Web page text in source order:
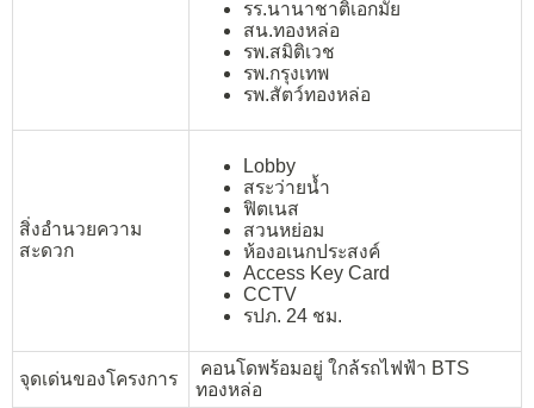
รร.นานาชาติเอกมัย
สน.ทองหล่อ
รพ.สมิติเวช
รพ.กรุงเทพ
รพ.สัตว์ทองหล่อ
สิ่งอำนวยความ
สะดวก
Lobby
สระว่ายน้ำ
ฟิตเนส
สวนหย่อม
ห้องอเนกประสงค์
Access Key Card
CCTV
รปภ. 24 ชม.
จุดเด่นของโครงการ
คอนโดพร้อมอยู่ ใกล้รถไฟฟ้า BTS
ทองหล่อ